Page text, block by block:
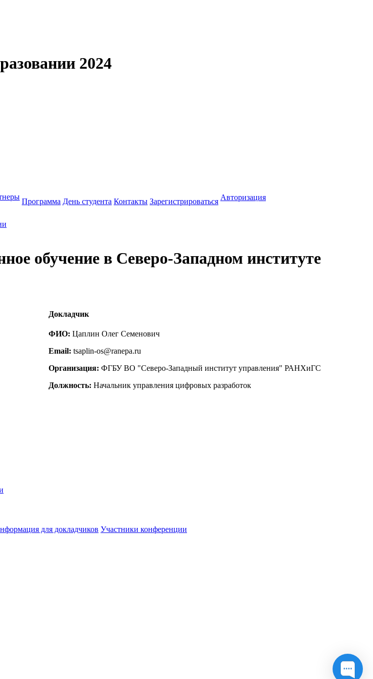
2024
Программа День студента Контакты Зарегистрироваться Авторизация
обучение в Северо-Западном институте
Докладчик
ФИО: Цаплин Олег Семенович
Email: tsaplin-os@ranepa.ru
Организация: ФГБУ ВО "Северо-Западный институт управления" РАНХиГС
Должность: Начальник управления цифровых разработок
для докладчиков Участники конференции